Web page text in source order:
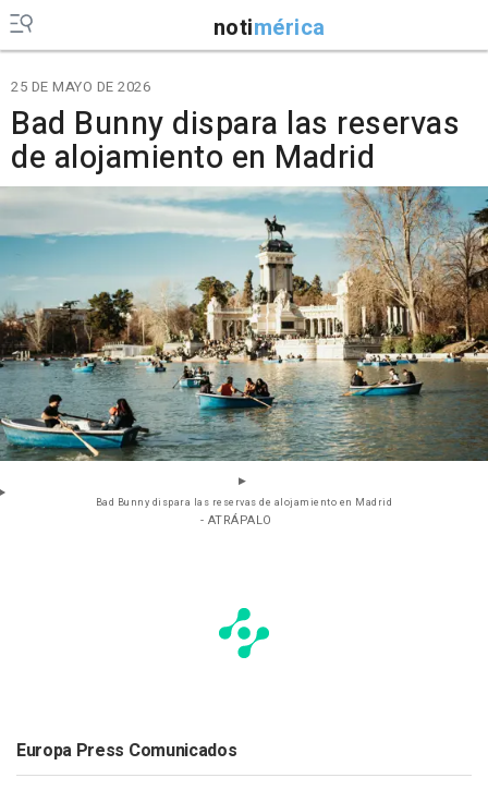
notimérica
25 DE MAYO DE 2026
Bad Bunny dispara las reservas
de alojamiento en Madrid
Bad Bunny dispara las reservas de alojamiento en Madrid
- ATRÁPALO
Europa Press Comunicados